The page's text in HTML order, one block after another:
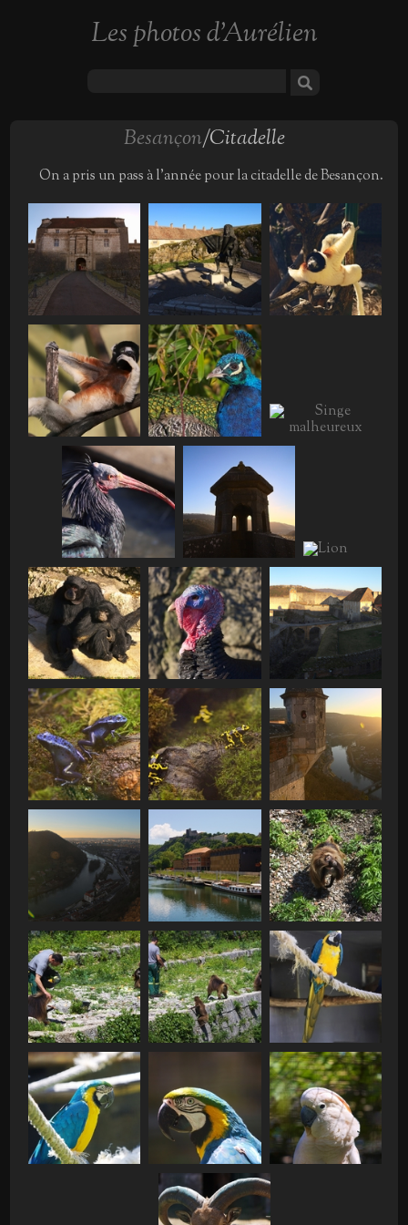
Les photos d'Aurélien
Besançon/Citadelle
On a pris un pass à l'année pour la citadelle de Besançon.